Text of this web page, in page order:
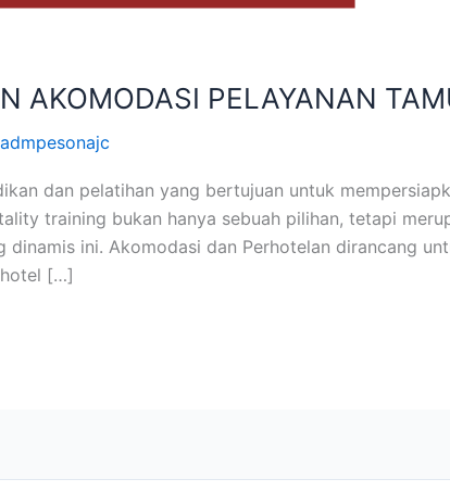
AKOMODASI PELAYANAN
admpesonajc
dan pelatihan yang bertujuan untuk
training bukan hanya sebuah pilihan, tetapi
ini. Akomodasi dan Perhotelan dirancang
[…]